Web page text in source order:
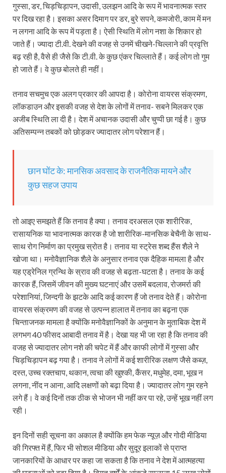
गुस्सा, डर, चिड़चिड़ापन, उदासी, उलझन आदि के रूप में भावनात्मक स्तर
पर दिख रहा है। इसका असर दिमाग पर डर, बुरे सपने, कमजोरी, काम में मन
न लगना आदि के रूप में पड़ता है। ऐसी स्थिति में लोग नशा के शिकार हो
जाते हैं। ज्यादा टी.वी. देखने की वजह से उनमें चीखने-चिल्लाने की प्रवृत्ति
बढ़ रही है, वैसे ही जैसे कि टी.वी. के कुछ एंकर चिल्लाते हैं। कई लोग तो गुम
हो जाते हैं। वे कुछ बोलते ही नहीं।
तनाव सचमुच एक अलग प्रकार की आपदा है। कोरोना वायरस संक्रमण,
लॉकडाउन और इसकी वजह से देश के लोगों में तनाव- सबने मिलकर एक
अजीब स्थिति ला दी है। देश में अचानक उदासी और चुप्पी छा गई है। कुछ
अतिसम्पन्न तबकों को छोड़कर ज्यादातर लोग परेशान हैं।
छान घोंट के: मानसिक अवसाद के राजनैतिक मायने और
कुछ सहज उपाय
तो आइए समझते हैं कि तनाव है क्या। तनाव दरअसल एक शारीरिक,
रासायनिक या भावनात्मक कारक है जो शारीरिक-मानसिक बेचैनी के साथ-
साथ रोग निर्माण का प्रमुख स्रोत है। तनाव या स्ट्रेस शब्द हैंस शैले ने
खोजा था। मनोवैज्ञानिक शैले के अनुसार तनाव एक दैहिक मामला है और
यह एड्रेनिल ग्रन्थि के स्राव की वजह से बढ़ता-घटता है। तनाव के कई
कारक हैं, जिसमें जीवन की मुख्य घटनाएं और उसमें बदलाव, रोजमर्रा की
परेशानियां, जिन्दगी के झटके आदि कई कारण हैं जो तनाव देते हैं। कोरोना
वायरस संक्रमण की वजह से उत्पन्न हालात में तनाव का बढ़ना एक
चिन्ताजनक मामला है क्योंकि मनोवैज्ञानिकों के अनुमान के मुताबिक देश में
लगभग 40 फीसद आबादी तनाव में है। देखा यह भी जा रहा है कि तनाव की
वजह से ज्यादातर लोग नशे की चपेट में हैं और काफी लोगों में गुस्सा और
चिड़चिड़ापन बढ़ गया है। तनाव ने लोगों में कई शारीरिक लक्षण जैसे कब्ज़,
दस्त, उच्च रक्तचाप, थकान, त्वचा की खुश्की, कैंसर, मधुमेह, दमा, भूख न
लगना, नींद न आना, आदि लक्षणों को बढ़ा दिया है। ज्यादातर लोग गुम रहने
लगे हैं। वे कई दिनों तक ठीक से भोजन भी नहीं कर पा रहे, उन्हें भूख नहीं लग
रही।
इन दिनों सही सूचना का अकाल है क्योंकि हम फेक न्यूज़ और गोदी मीडिया
की गिरफ्त में हैं, फिर भी सोशल मीडिया और सुदूर इलाकों से प्राप्त
जानकारियों के आधार पर कहा जा सकता है कि तनाव ने देश में आत्महत्या